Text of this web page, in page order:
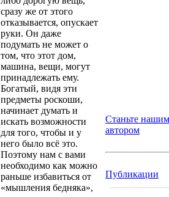
сразу же от этого
отказывается, опускает
руки. Он даже
подумать не может о
том, что этот дом,
машина, вещи, могут
принадлежать ему.
Богатый, видя эти
предметы роскоши,
начинает думать и
искать возможности
для того, чтобы и у
него было всё это.
Поэтому нам с вами
необходимо как можно
раньше избавиться от
«мышления бедняка»,
Станьте нашим
автором
Публикации